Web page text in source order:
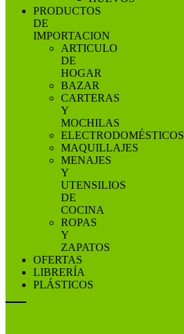
PRODUCTOS
DE
IMPORTACION
ARTICULO
DE
HOGAR
BAZAR
CARTERAS
Y
MOCHILAS
ELECTRODOMÉSTICOS
MAQUILLAJES
MENAJES
Y
UTENSILIOS
DE
COCINA
ROPAS
Y
ZAPATOS
OFERTAS
LIBRERÍA
PLÁSTICOS